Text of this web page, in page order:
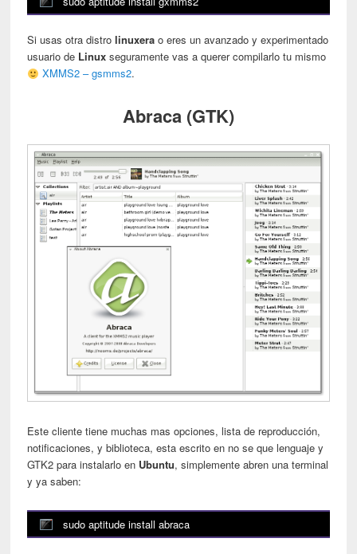
Si usas otra distrolinuxera o eres un avanzado y experimentado
usuario de Linux seguramente vas a querer compilarlo tu mismo
XMMS2 – gsmms2.
Abraca (GTK)
Este cliente tiene muchas mas opciones, lista de reproducción,
notificaciones, y biblioteca, esta escrito en no se que lenguaje y
GTK2 para instalarlo en Ubuntu, simplemente abren una terminal
y ya saben:
sudo aptitude install abraca